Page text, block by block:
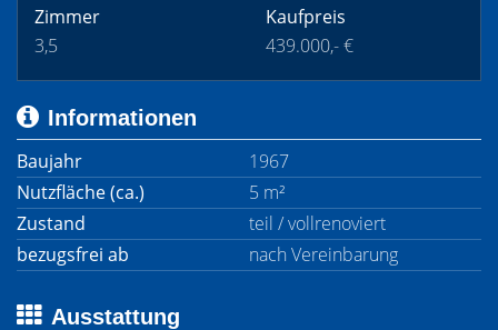
Zimmer
3,5
Kaufpreis
439.000,- €
Informationen
Baujahr
1967
Nutzfläche (ca.)
5 m²
Zustand
teil / vollrenoviert
bezugsfrei ab
nach Vereinbarung
Ausstattung